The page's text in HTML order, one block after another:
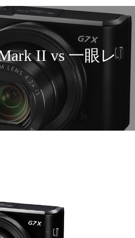
II vs 一眼レ
e